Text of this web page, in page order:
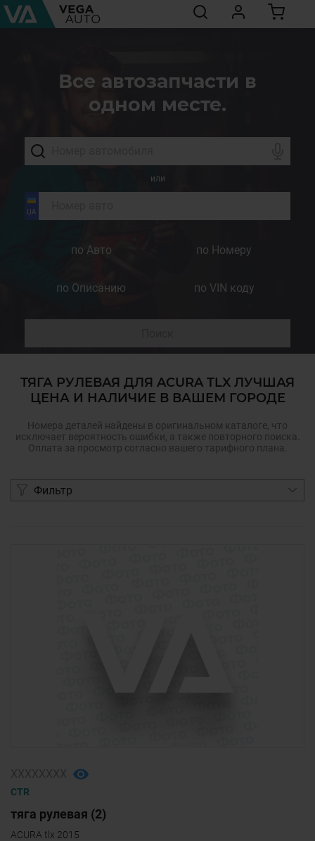
Все автозапчасти в
одном месте.
или
по Авто по Номеру
по Описанию по VIN коду
ТЯГА РУЛЕВАЯ ДЛЯ ACURA TLX ЛУЧШАЯ
ЦЕНА И НАЛИЧИЕ В ВАШЕМ ГОРОДЕ
Номера деталей найдены в оригинальном каталоге, что
исключает вероятность ошибки, а также повторного поиска.
Оплата за просмотр согласно вашего тарифного плана.
Фильтр
CTR
тяга рулевая (2)
ACURA tlx 2015